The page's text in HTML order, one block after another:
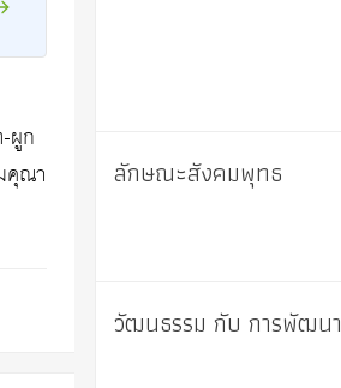
ผูก
คุณา
ลักษณะสังคมพุทธ
วัฒนธรรม กับ การพัฒนา